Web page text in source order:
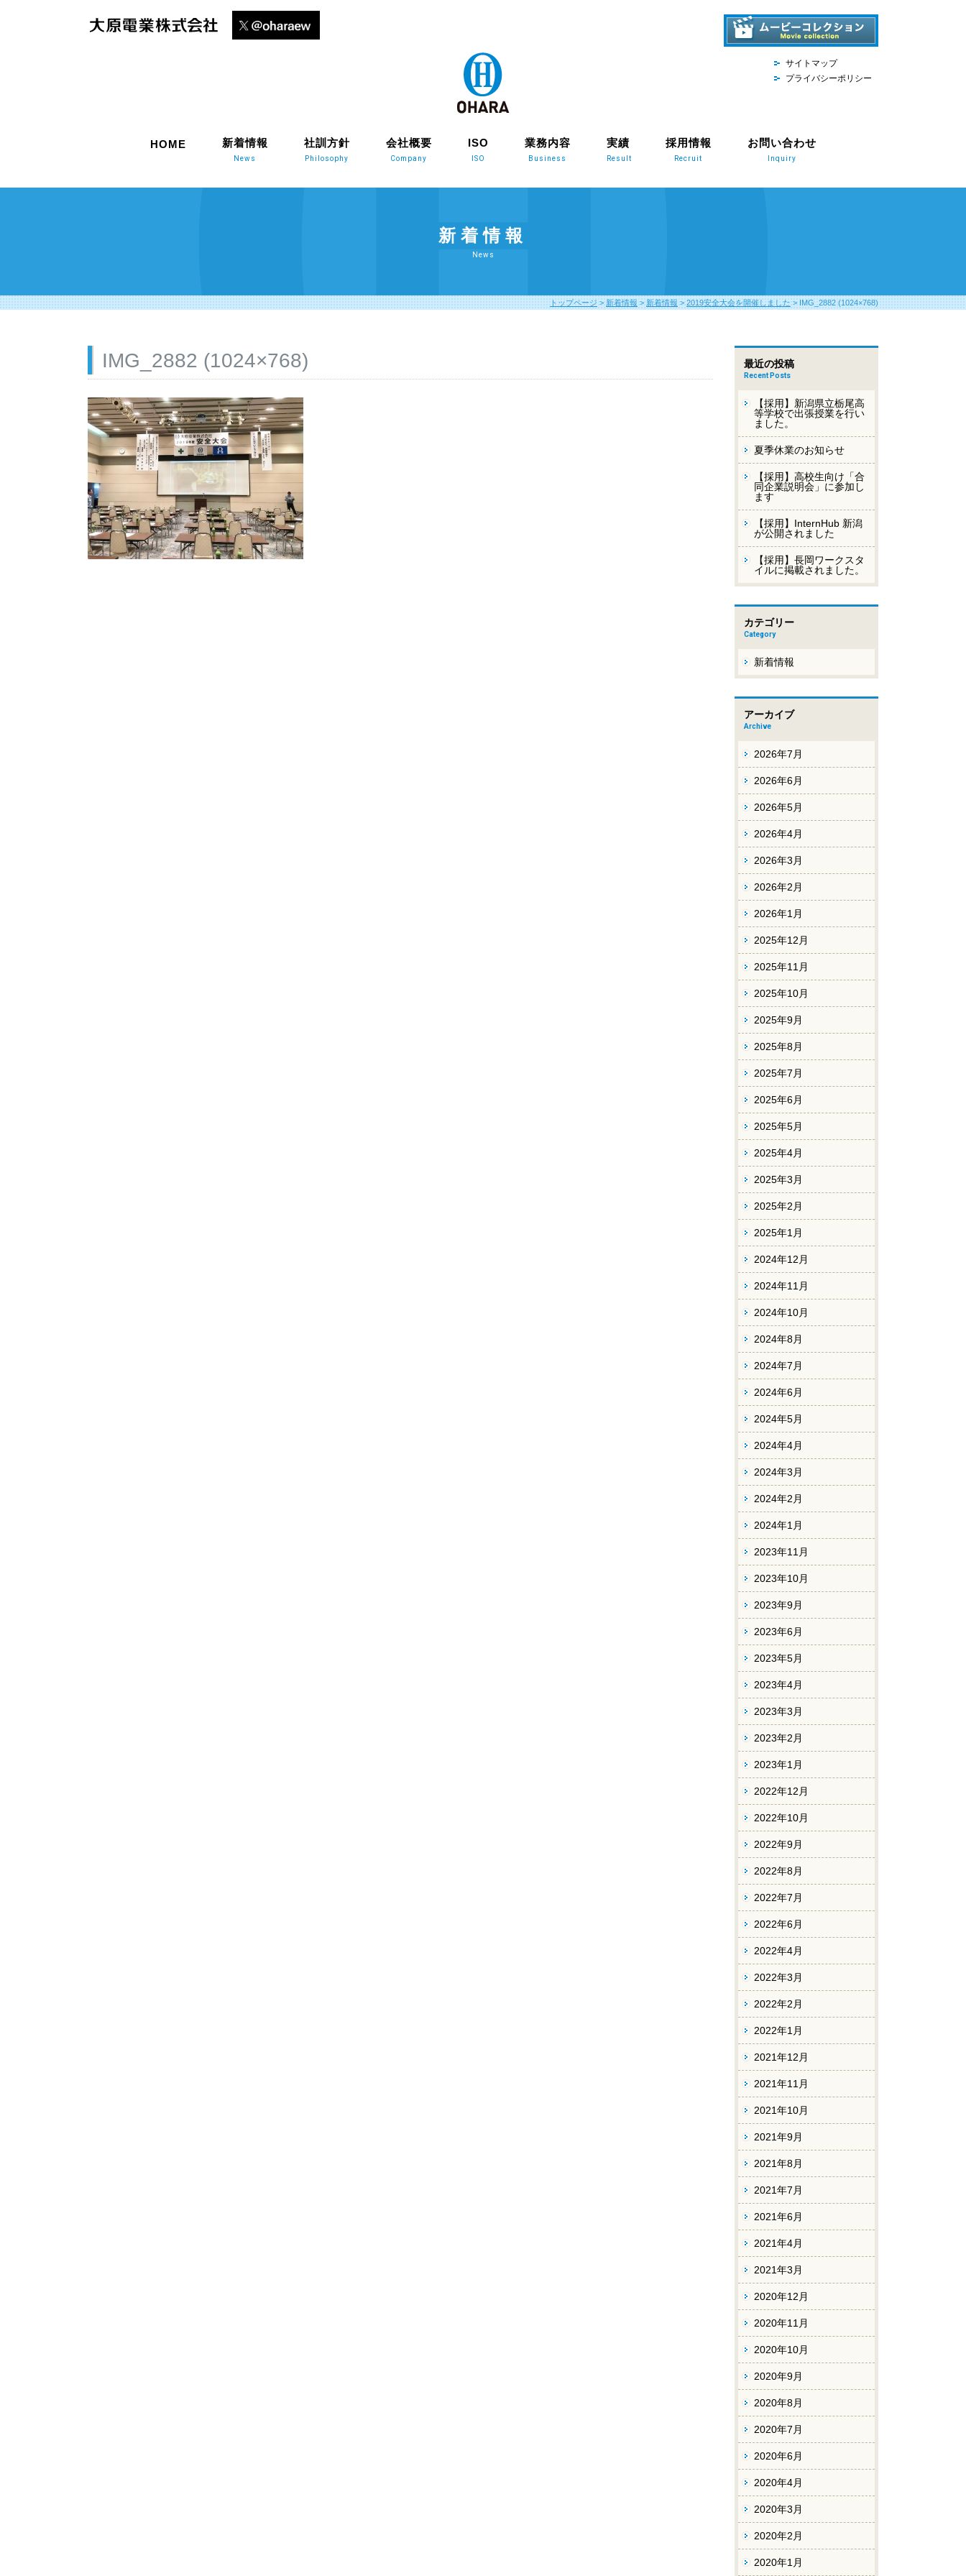
サイトマップ
プライバシーポリシー
HOME 新着情報
News
社訓方針
Philosophy
会社概要
Company
ISO
ISO
業務内容
Business
実績
Result
採用情報
Recruit
お問い合わせ
Inquiry
新着情報
News
トップページ > 新着情報 > 新着情報 > 2019安全大会を開催しました > IMG_2882 (1024×768)
IMG_2882 (1024×768) 最近の投稿
Recent Posts
【採用】新潟県立栃尾高
等学校で出張授業を行い
ました。
夏季休業のお知らせ
【採用】高校生向け「合
同企業説明会」に参加し
ます
【採用】InternHub 新潟
が公開されました
【採用】長岡ワークスタ
イルに掲載されました。
カテゴリー
Category
新着情報
アーカイブ
Archive
2026年7月
2026年6月
2026年5月
2026年4月
2026年3月
2026年2月
2026年1月
2025年12月
2025年11月
2025年10月
2025年9月
2025年8月
2025年7月
2025年6月
2025年5月
2025年4月
2025年3月
2025年2月
2025年1月
2024年12月
2024年11月
2024年10月
2024年8月
2024年7月
2024年6月
2024年5月
2024年4月
2024年3月
2024年2月
2024年1月
2023年11月
2023年10月
2023年9月
2023年6月
2023年5月
2023年4月
2023年3月
2023年2月
2023年1月
2022年12月
2022年10月
2022年9月
2022年8月
2022年7月
2022年6月
2022年4月
2022年3月
2022年2月
2022年1月
2021年12月
2021年11月
2021年10月
2021年9月
2021年8月
2021年7月
2021年6月
2021年4月
2021年3月
2020年12月
2020年11月
2020年10月
2020年9月
2020年8月
2020年7月
2020年6月
2020年4月
2020年3月
2020年2月
2020年1月